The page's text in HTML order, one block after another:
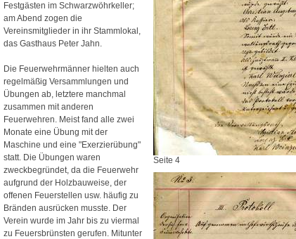
Seite 4
Festgästen im Schwarzwöhrkeller;
am Abend zogen die
Vereinsmitglieder in ihr Stammlokal,
das Gasthaus Peter Jahn.
Die Feuerwehrmänner hielten auch
regelmäßig Versammlungen und
Übungen ab, letztere manchmal
zusammen mit anderen
Feuerwehren. Meist fand alle zwei
Monate eine Übung mit der
Maschine und eine "Exerzierübung"
statt. Die Übungen waren
zweckbegründet, da die Feuerwehr
aufgrund der Holzbauweise, der
offenen Feuerstellen usw. häufig zu
Bränden ausrücken musste. Der
Verein wurde im Jahr bis zu viermal
zu Feuersbrünsten gerufen. Mitunter